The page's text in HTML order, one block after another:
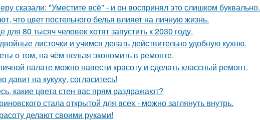
сказали: "Уместите всё" - и он воспринял это слишком буквально.
что цвет постельного белья влияет на личную жизнь.
для 80 тысяч человек хотят запустить к 2030 году.
листочки и учимся делать действительно удобную кухню.
о том, на чём нельзя экономить в ремонте.
палате можно навести красоту и сделать классный ремонт.
давит на кукуху, согласитесь!
какие цвета стен вас прям раздражают?
стала открытой для всех - можно заглянуть внутрь.
делают своими руками!